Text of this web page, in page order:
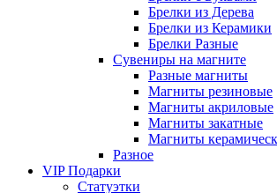
Брелки из Дерева
Брелки из Керамики
Брелки Разные
Сувениры на магните
Разные магниты
Магниты резиновые
Магниты акриловые
Магниты закатные
Магниты
Разное
VIP Подарки
Статуэтки